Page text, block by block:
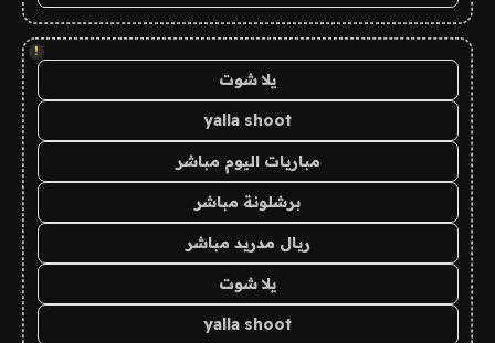
!
يلا شوت
yalla shoot
مباريات اليوم مباشر
برشلونة مباشر
ريال مدريد مباشر
يلا شوت
yalla shoot